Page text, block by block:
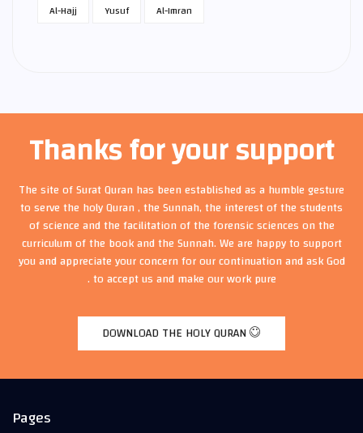
Al-Hajj
Yusuf Al-Imran
Thanks for your support
The site of Surat Quran has been established as a humble gesture
to serve the holy Quran , the Sunnah, the interest of the students
of science and the facilitation of the forensic sciences on the
curriculum of the book and the Sunnah. We are happy to support
you and appreciate your concern for our continuation and ask God
to accept us and make our work pure .
DOWNLOAD THE HOLY QURAN
Pages